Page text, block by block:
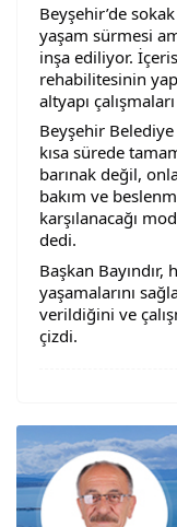
Beyşehir’de
yaşam sürmesi
inşa ediliyor.
rehabilitesinin
altyapı
Beyşehir Belediye
kısa sürede
barınak değil,
bakım ve
karşılanacağı
dedi.
Başkan
yaşamalarını
verildiğini ve
çizdi.